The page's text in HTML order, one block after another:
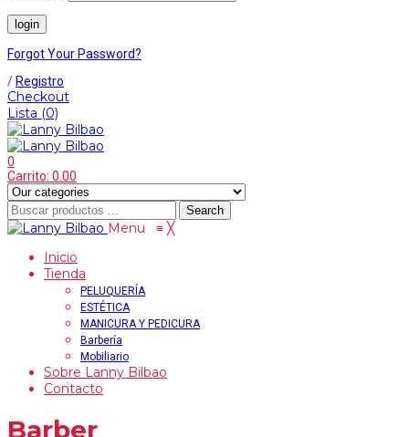
Forgot Your Password?
/ Registro
Checkout
Lista (0)
0
Carrito: 0.00
Search
Menu ≡ ╳
Inicio
Tienda
PELUQUERÍA
ESTÉTICA
MANICURA Y PEDICURA
Barbería
Mobiliario
Sobre Lanny Bilbao
Contacto
Barber